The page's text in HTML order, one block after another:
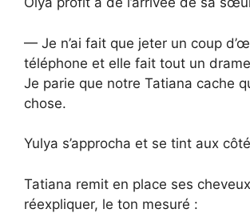
— Je n’ai fait que jeter un coup
téléphone et elle fait tout un
Je parie que notre Tatiana cache
chose.
Yulya s’approcha et se tint aux
Tatiana remit en place ses
réexpliquer, le ton mesuré :